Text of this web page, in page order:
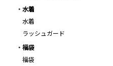
水着
水着
ラッシュガード
福袋
福袋